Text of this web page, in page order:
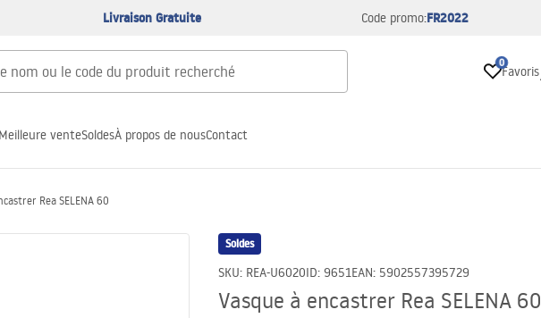
Livraison Gratuite Code promo:FR2022
0
Favoris
Meilleure venteSoldesÀ propos de nousContact
Rea SELENA 60
Soldes
SKU: REA-U6020ID: 9651EAN: 5902557395729
Vasque à encastrer Rea SELENA 60